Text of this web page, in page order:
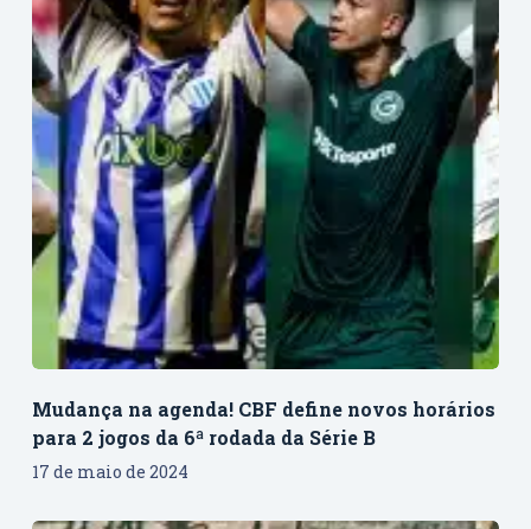
Mudança na agenda! CBF define novos horários
para 2 jogos da 6ª rodada da Série B
17 de maio de 2024